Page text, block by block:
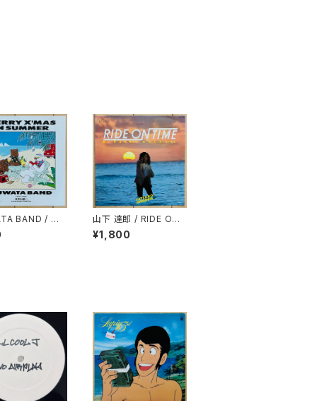
BAND / ME
山下 達郎 / RIDE ON
TIME
¥1,800